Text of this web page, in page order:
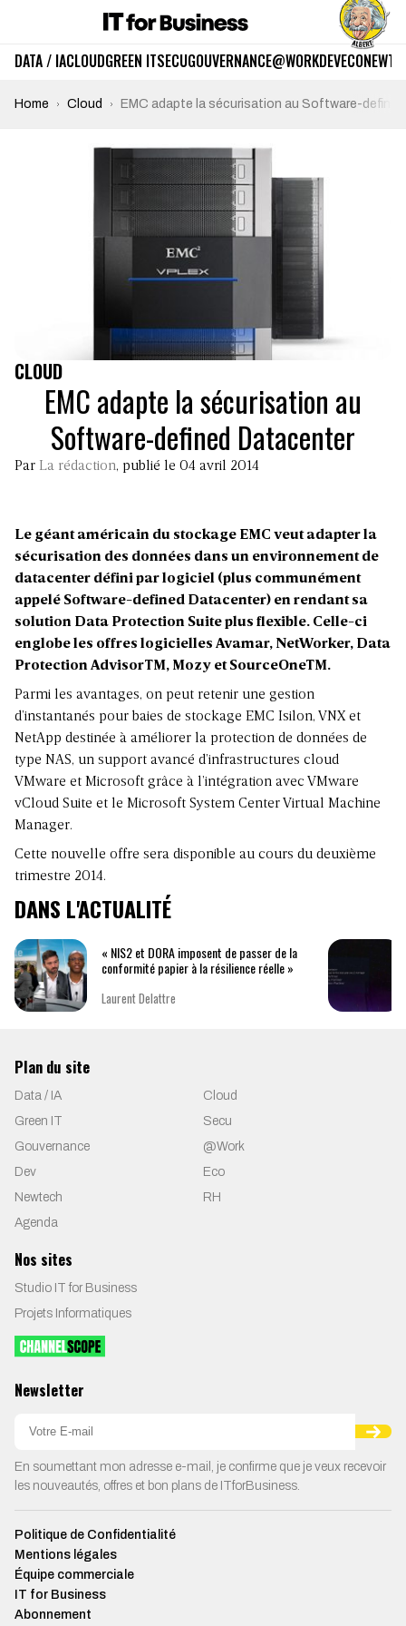
DATA / IACLOUDGREEN ITSECUGOUVERNANCE@WORKDEVECO
Home Cloud EMC adapte la sécurisation au Software-
CLOUD
EMC adapte la sécurisation au
Software-defined Datacenter
Par La rédaction, publié le 04 avril 2014
Le géant américain du stockage EMC veut adapter la
sécurisation des données dans un environnement de
datacenter défini par logiciel (plus communément
appelé Software-defined Datacenter) en rendant sa
solution Data Protection Suite plus flexible. Celle-ci
englobe les offres logicielles Avamar, NetWorker, Data
Protection AdvisorTM, Mozy et SourceOneTM.
Parmi les avantages, on peut retenir une gestion
d’instantanés pour baies de stockage EMC Isilon, VNX et
NetApp destinée à améliorer la protection de données de
type NAS, un support avancé d’infrastructures cloud
VMware et Microsoft grâce à l’intégration avec VMware
vCloud Suite et le Microsoft System Center Virtual Machine
Manager.
Cette nouvelle offre sera disponible au cours du deuxième
trimestre 2014.
DANS L'ACTUALITÉ
« NIS2 et DORA imposent de passer de la
conformité papier à la résilience réelle »
Laurent Delattre
Plan du site
Data / IA
Cloud
Green IT
Secu
Gouvernance
@Work
Dev
Eco
Newtech
RH
Agenda
Nos sites
Studio IT for Business
Projets Informatiques
Newsletter
En soumettant mon adresse e-mail, je confirme que je veux recevoir
les nouveautés, offres et bon plans de ITforBusiness.
Politique de Confidentialité
Mentions légales
Équipe commerciale
IT for Business
Abonnement